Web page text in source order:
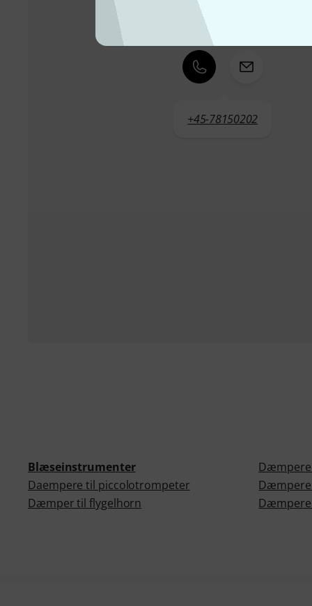
Kundeservice Danmark
+45-78150202
Blæseinstrumenter
Daempere til piccolotrompeter
Dæmper til flygelhorn